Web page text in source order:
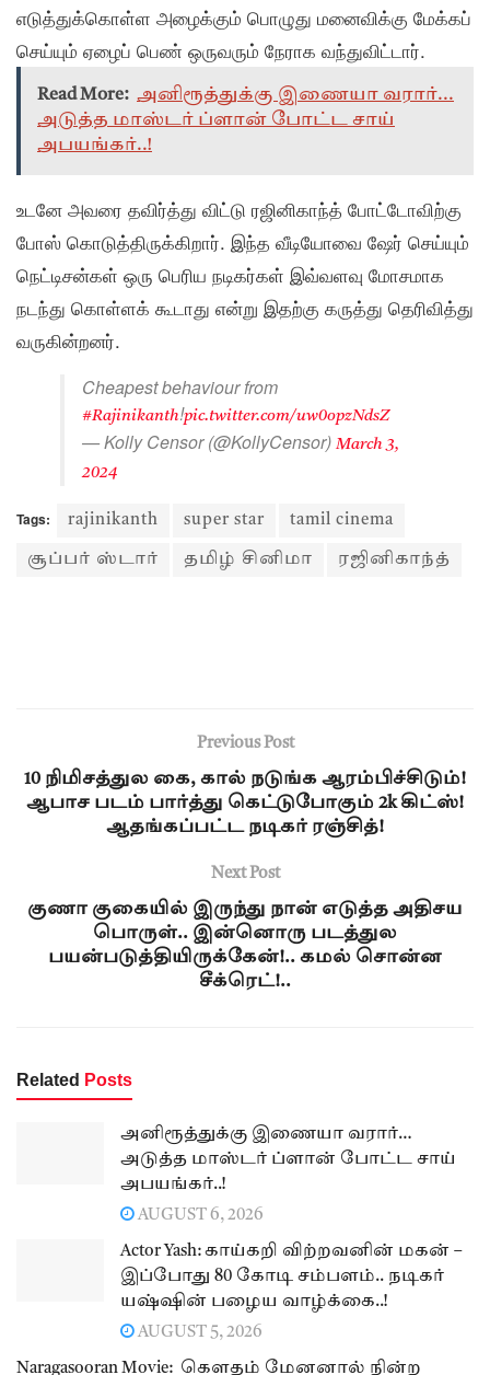
எடுத்துக்கொள்ள அழைக்கும் பொழுது மனைவிக்கு மேக்கப்
செய்யும் ஏழைப் பெண் ஒருவரும் நேராக வந்துவிட்டார்.
Read More: அனிரூத்துக்கு இணையா வரார்...
அடுத்த மாஸ்டர் ப்ளான் போட்ட சாய்
அபயங்கர்..!
உடனே அவரை தவிர்த்து விட்டு ரஜினிகாந்த் போட்டோவிற்கு
போஸ் கொடுத்திருக்கிறார். இந்த வீடியோவை ஷேர் செய்யும்
நெட்டிசன்கள் ஒரு பெரிய நடிகர்கள் இவ்வளவு மோசமாக
நடந்து கொள்ளக் கூடாது என்று இதற்கு கருத்து தெரிவித்து
வருகின்றனர்.
Cheapest behaviour from
#Rajinikanth!pic.twitter.com/uw0opzNdsZ
— Kolly Censor (@KollyCensor) March 3,
2024
Tags: rajinikanth super star tamil cinema
சூப்பர் ஸ்டார் தமிழ் சினிமா ரஜினிகாந்த்
Previous Post
10 நிமிசத்துல கை, கால் நடுங்க ஆரம்பிச்சிடும்!
ஆபாச படம் பார்த்து கெட்டுபோகும் 2k கிட்ஸ்!
ஆதங்கப்பட்ட நடிகர் ரஞ்சித்!
Next Post
குணா குகையில் இருந்து நான் எடுத்த அதிசய
பொருள்.. இன்னொரு படத்துல
பயன்படுத்தியிருக்கேன்!.. கமல் சொன்ன
சீக்ரெட்!..
Related Posts
அனிரூத்துக்கு இணையா வரார்…
அடுத்த மாஸ்டர் ப்ளான் போட்ட சாய்
அபயங்கர்..!
AUGUST 6, 2026
Actor Yash: காய்கறி விற்றவனின் மகன் –
இப்போது 80 கோடி சம்பளம்.. நடிகர்
யஷ்ஷின் பழைய வாழ்க்கை..!
AUGUST 5, 2026
Naragasooran Movie: கௌதம் மேனனால் நின்ற